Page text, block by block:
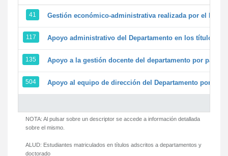
41 Gestión económico-administrativa realizada por el
117 Apoyo administrativo del Departamento en los títulos de
135 Apoyo a la gestión docente del departamento por parte
504 Apoyo al equipo de dirección del Departamento por
NOTA: Al pulsar sobre un descriptor se accede a información detallada
sobre el mismo.
ALUD: Estudiantes matriculados en títulos adscritos a departamentos y
doctorado